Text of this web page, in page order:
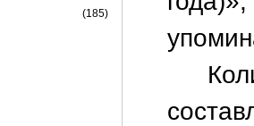
(185)